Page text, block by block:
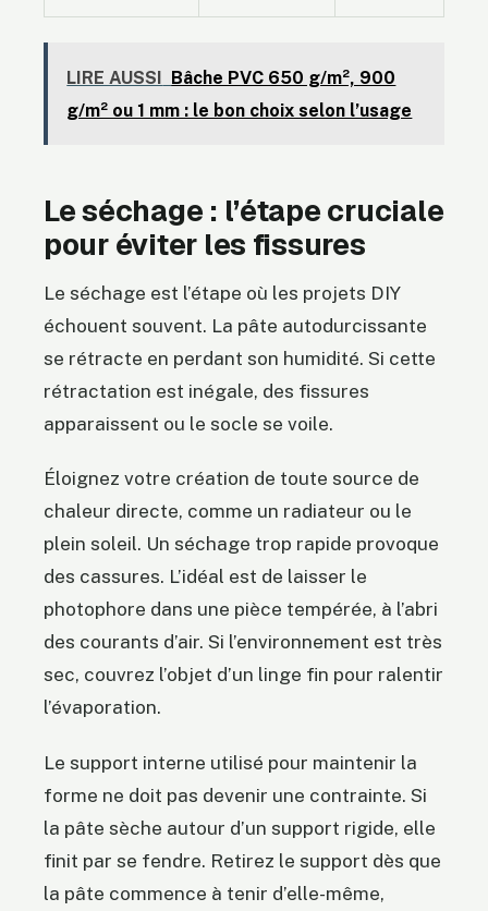
LIRE AUSSI Bâche PVC 650 g/m², 900
g/m² ou 1 mm : le bon choix selon l’usage
Le séchage : l’étape cruciale
pour éviter les fissures
Le séchage est l’étape où les projets DIY
échouent souvent. La pâte autodurcissante
se rétracte en perdant son humidité. Si cette
rétractation est inégale, des fissures
apparaissent ou le socle se voile.
Éloignez votre création de toute source de
chaleur directe, comme un radiateur ou le
plein soleil. Un séchage trop rapide provoque
des cassures. L’idéal est de laisser le
photophore dans une pièce tempérée, à l’abri
des courants d’air. Si l’environnement est très
sec, couvrez l’objet d’un linge fin pour ralentir
l’évaporation.
Le support interne utilisé pour maintenir la
forme ne doit pas devenir une contrainte. Si
la pâte sèche autour d’un support rigide, elle
finit par se fendre. Retirez le support dès que
la pâte commence à tenir d’elle-même,